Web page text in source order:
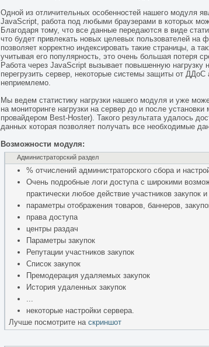
Одной из отличительных особенностей нашего модуля
JavaScript, работа под любыми браузерами в которых
Благодаря тому, что все данные передаются в виде
что будет привлекать новых целевых пользователей
позволяет корректно индексировать такие страницы, а
учитывая его популярность, это очень большая потеря
Работа через JavaScript вызывает повышенную нагрузку
перегрузить сервер, некоторые системы защиты от ДДоС
неприемлемо.
Мы ведем статистику нагрузки нашего модуля и уже
на мониторинге нагрузки на сервер до и после
провайдером Best-Hoster). Такого результата удалось
данных которая позволяет получать все необходимые
Возможности модуля:
Администраторский раздел
% отчислений администраторского сбора и
Очень подробные логи доступа с широкими
практически любое действие участников закупок и
параметры отображения товаров, баннеров,
права доступа
центры раздач
Параметры закупок
Репутации участников закупок
Список закупок
Премодерация удаляемых закупок
История удаленных закупок
...
некоторые настройки сервера.
Лучше посмотрите на скриншот